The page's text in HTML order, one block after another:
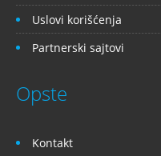
Uslovi korišćenja
Partnerski sajtovi
Opste
Kontakt